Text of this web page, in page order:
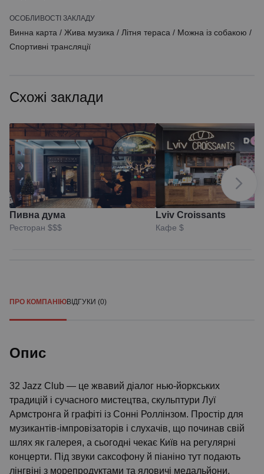
ОСОБЛИВОСТІ ЗАКЛАДУ
Винна карта / Жива музика / Літня тераса / Можна із собакою /
Спортивні трансляції
Схожі заклади
Пивна дума
Ресторан $$$
Lviv Croissants
Кафе $
ПРО КОМПАНІЮВІДГУКИ (0)
Опис
32 Jazz Club — це жвавий діалог нью-йоркських
традицій і сучасного мистецтва, скульптури Луї
Армстронга й графіті із Сонні Роллінзом. Простір для
музикантів-імпровізаторів і слухачів, що починав свій
шлях як галерея, а сьогодні чекає Київ на регулярні
концерти. Під звуки саксофону й піаніно тут подають
лінгвіні з морепродуктами та яловичі медальйони,